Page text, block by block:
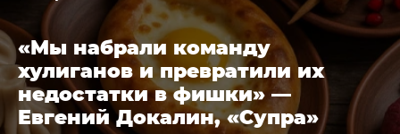
«Мы набрали команду
хулиганов и превратили их
недостатки в фишки» —
Евгений Докалин, «Супра»